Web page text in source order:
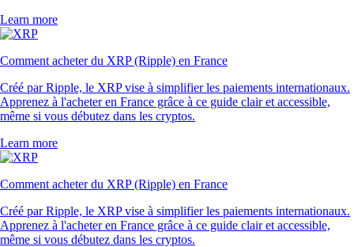
Learn more
Comment acheter du XRP (Ripple) en France
Créé par Ripple, le XRP vise à simplifier les paiements internationaux.
Apprenez à l'acheter en France grâce à ce guide clair et accessible,
même si vous débutez dans les cryptos.
Learn more
Comment acheter du XRP (Ripple) en France
Créé par Ripple, le XRP vise à simplifier les paiements internationaux.
Apprenez à l'acheter en France grâce à ce guide clair et accessible,
même si vous débutez dans les cryptos.